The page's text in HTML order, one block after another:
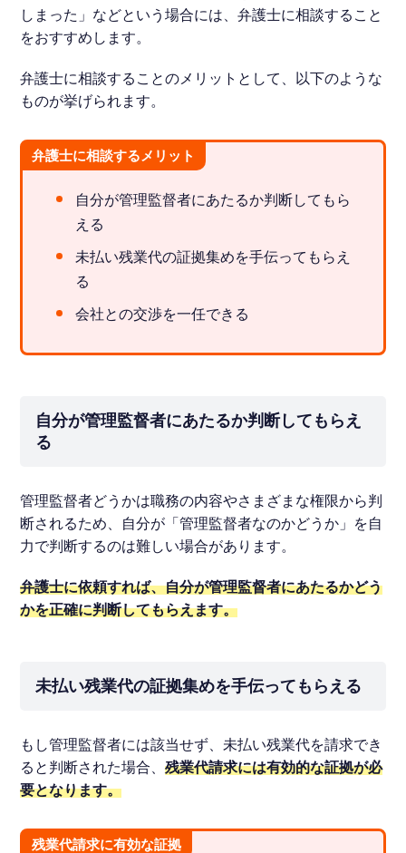
しまった」などという場合には、弁護士に相談すること
をおすすめします。
弁護士に相談することのメリットとして、以下のような
ものが挙げられます。
弁護士に相談するメリット
自分が管理監督者にあたるか判断してもら
える
未払い残業代の証拠集めを手伝ってもらえ
る
会社との交渉を一任できる
自分が管理監督者にあたるか判断してもらえ
る
管理監督者どうかは職務の内容やさまざまな権限から判
断されるため、自分が「管理監督者なのかどうか」を自
力で判断するのは難しい場合があります。
弁護士に依頼すれば、自分が管理監督者にあたるかどう
かを正確に判断してもらえます。
未払い残業代の証拠集めを手伝ってもらえる
もし管理監督者には該当せず、未払い残業代を請求でき
ると判断された場合、残業代請求には有効的な証拠が必
要となります。
残業代請求に有効な証拠